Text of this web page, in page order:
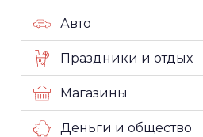
Авто
Праздники и отдых
Магазины
Деньги и общество